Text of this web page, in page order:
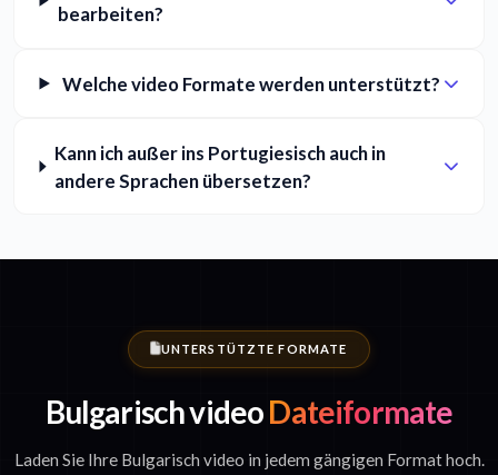
bearbeiten?
Welche video Formate werden unterstützt?
Kann ich außer ins Portugiesisch auch in
andere Sprachen übersetzen?
UNTERSTÜTZTE FORMATE
Bulgarisch videoDateiformate
Laden Sie Ihre Bulgarisch video in jedem gängigen Format hoch.